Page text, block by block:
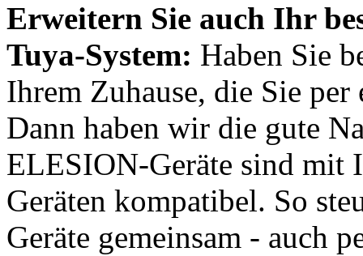
Erweitern Sie auch Ihr
Tuya-System: Haben Sie
Ihrem Zuhause, die Sie per
Dann haben wir die gute
ELESION-Geräte sind mit
Geräten kompatibel. So
Geräte gemeinsam - auch